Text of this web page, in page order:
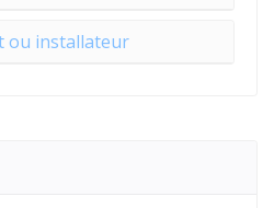
ou installateur